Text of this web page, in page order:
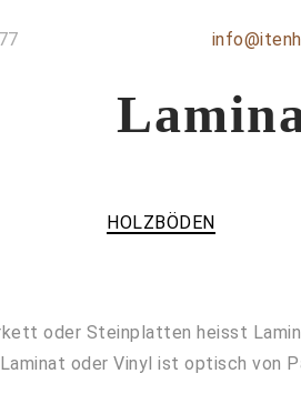
HOLZBÖDEN
oder Steinplatten heisst
oder Vinyl ist optisch von